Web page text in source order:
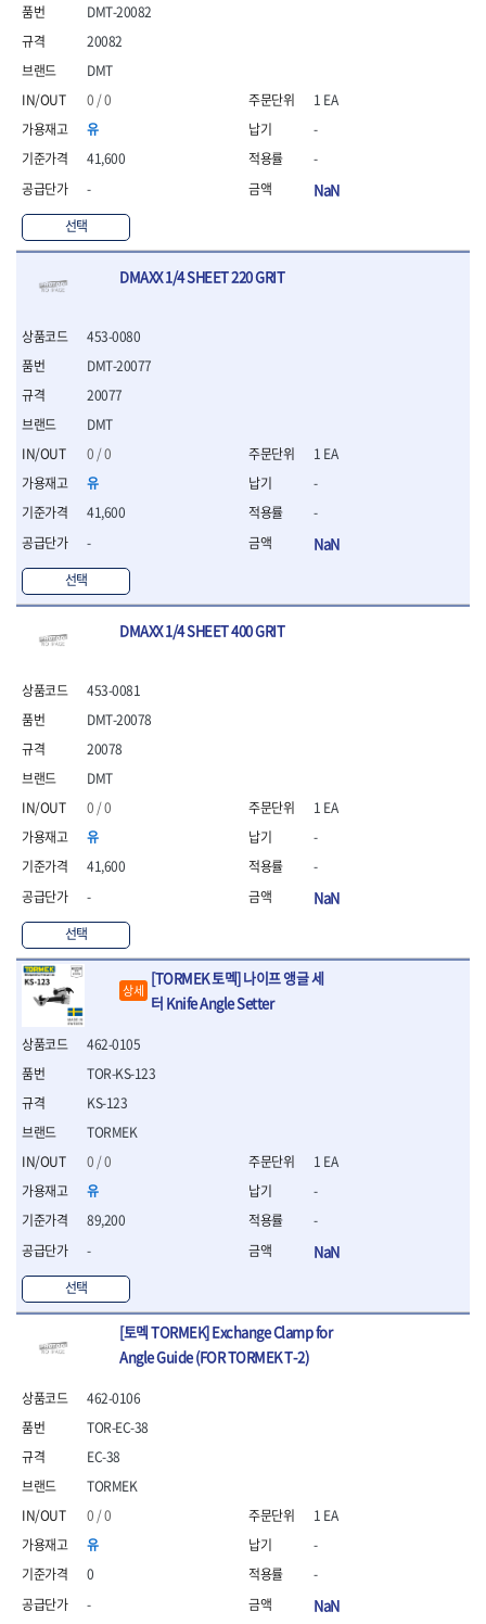
- 날교환드라이버세트
- 드라이버핸들
- 비트홀다드라이버
- 비트홀다드라이버세트
- 드라이버블레이드
- 별비트
- 육각비트
- 검전드라이버
- 육각T렌치
- 전동비트홀다
- 드라이버비트세트
- 스크래퍼드라이버
- 정밀드라이버
- 기어렌치
- 육각복스드라이버
- 툴첵플러스
- 조절식렌치
- 볼트세터
- 레이저팁 드라이버
- 라쳇렌치
- 임팩엑스트라롱소켓
- 조인트플러그소켓
- 옵셋렌치
- 소켓홀더
- 클라이밍비트
- 토크아답타
- 비트소켓세트
- 일자비트
- 임팩별비트
- 임팩일자비트
- 임팩포지비트
- 임팩십자비트
- 십자비트
- 임팩별비트소켓
- 임팩XZN비트소켓
- 일자비트소켓
- XZN비트
- 임팩XZN비트
- 사각비트
- 토크드라이버
- 포지비트소켓
- 뻰치
- 편구스패너
- 플라이어
- 스냅링플라이어
- 그룹조인트플라이어
- 케이블커터
- 바이스플라이어
- 옵셋렌치
- 공구함세트
- 콤비네이션렌치
- 라쳇콤비네이션렌치
- 에어앵글그라인더
- 에어원형샌더
- 에어펀치
- 운반가방
- 습식그라인더
- 건식그라인더
- 기타 악세사리
- 루터, 루터테이블
이젠
일레드
츠노다(TTC)
협성
DMT
0 / 0
유
41,600
-
선택
DMT-20082
20082
1 EA
-
-
NaN
DMAXX 1/4 SHEET 220 GRIT
453-0080
DMT
0 / 0
유
41,600
-
선택
DMT-20077
20077
1 EA
-
-
NaN
DMAXX 1/4 SHEET 400 GRIT
453-0081
DMT
0 / 0
유
41,600
-
선택
DMT-20078
20078
1 EA
-
-
NaN
상세
[TORMEK 토멕] 나이프 앵글 세
터 Knife Angle Setter
462-0105
TORMEK
0 / 0
유
89,200
-
선택
TOR-KS-123
KS-123
1 EA
-
-
NaN
[토멕 TORMEK] Exchange Clamp for
Angle Guide (FOR TORMEK T-2)
462-0106
TORMEK
0 / 0
유
0
-
TOR-EC-38
EC-38
1 EA
-
-
NaN